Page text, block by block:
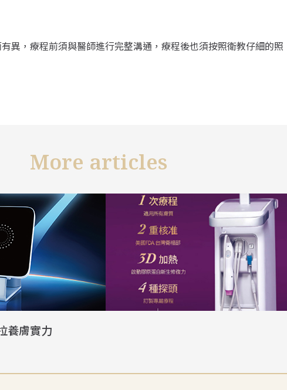
異，療程前須與醫師進行完整溝通，療程後也須按照衛教仔細的照
More articles
養膚實力